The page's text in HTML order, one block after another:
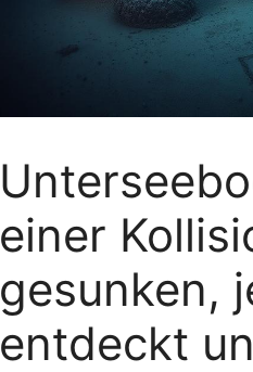
einer
gesunken,
entdeckt